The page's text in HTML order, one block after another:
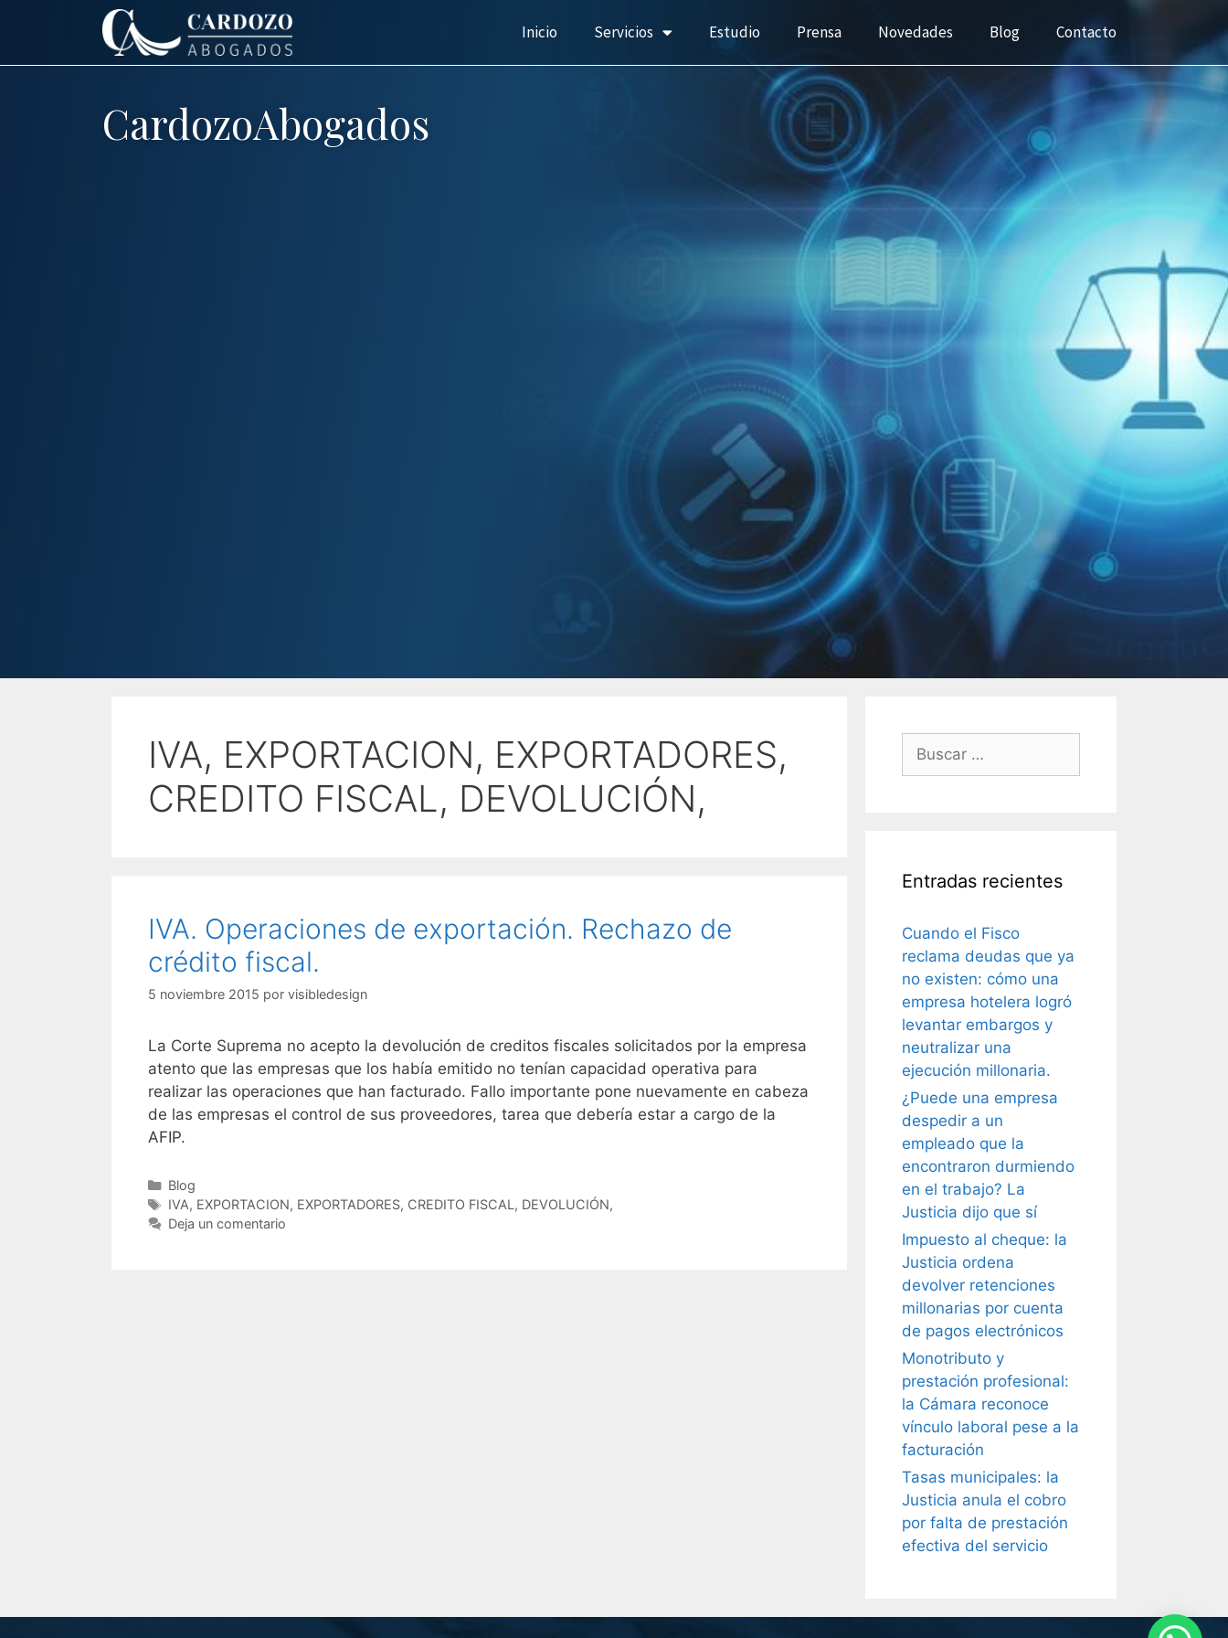
Inicio Servicios Estudio Prensa Novedades Blog Contacto
CardozoAbogados
IVA, EXPORTACION, EXPORTADORES,
CREDITO FISCAL, DEVOLUCIÓN,
IVA. Operaciones de exportación. Rechazo de
crédito fiscal.
5 noviembre 2015 por visibledesign
La Corte Suprema no acepto la devolución de creditos fiscales solicitados por la empresa
atento que las empresas que los había emitido no tenían capacidad operativa para
realizar las operaciones que han facturado. Fallo importante pone nuevamente en cabeza
de las empresas el control de sus proveedores, tarea que debería estar a cargo de la
AFIP.
Blog
IVA, EXPORTACION, EXPORTADORES, CREDITO FISCAL, DEVOLUCIÓN,
Deja un comentario
Entradas recientes
Cuando el Fisco
reclama deudas que ya
no existen: cómo una
empresa hotelera logró
levantar embargos y
neutralizar una
ejecución millonaria.
¿Puede una empresa
despedir a un
empleado que la
encontraron durmiendo
en el trabajo? La
Justicia dijo que sí
Impuesto al cheque: la
Justicia ordena
devolver retenciones
millonarias por cuenta
de pagos electrónicos
Monotributo y
prestación profesional:
la Cámara reconoce
vínculo laboral pese a la
facturación
Tasas municipales: la
Justicia anula el cobro
por falta de prestación
efectiva del servicio